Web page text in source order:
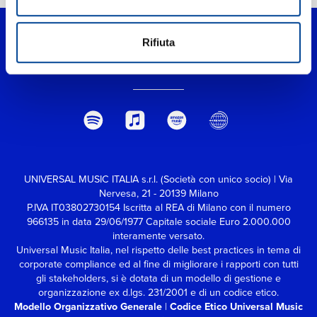
Rifiuta
UNIVERSAL MUSIC ITALIA s.r.l. (Società con unico socio) | Via
Nervesa, 21 - 20139 Milano
P.IVA IT03802730154 Iscritta al REA di Milano con il numero
966135 in data 29/06/1977Capitale sociale Euro 2.000.000
interamente versato.
Universal Music Italia, nel rispetto delle best practices in tema di
corporate compliance ed al fine di migliorare i rapporti con tutti
gli stakeholders,si è dotata di un modello di gestione e
organizzazione ex d.lgs. 231/2001 e di un codice etico.
Modello Organizzativo Generale | Codice Etico Universal Music